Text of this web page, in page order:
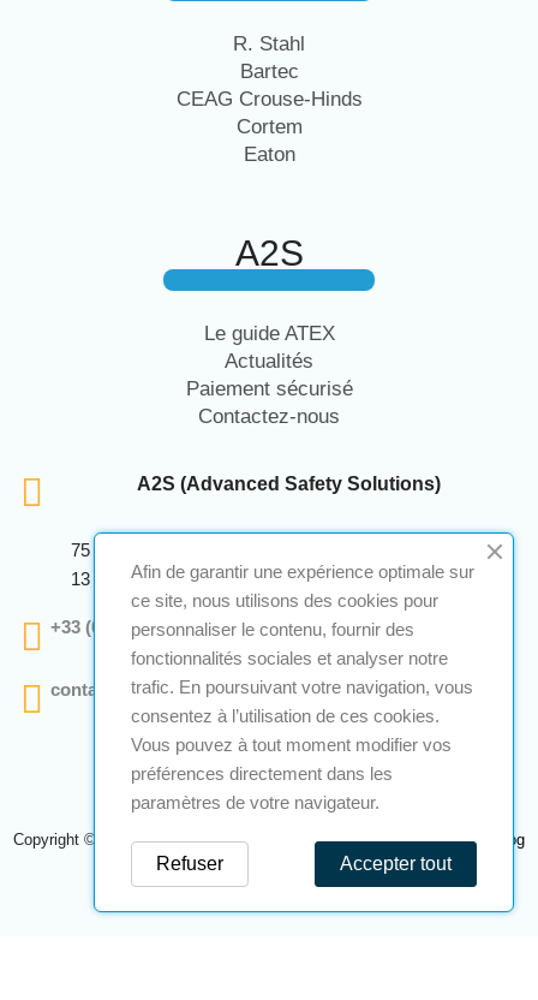
R. Stahl
Bartec
CEAG Crouse-Hinds
Cortem
Eaton
A2S
Le guide ATEX
Actualités
Paiement sécurisé
Contactez-nous
A2S (Advanced Safety Solutions)
75 Avenue Marcellin Berthelot Anthelios Bâtiment E
13 290 Aix En Provence
+33 (0)4 12 28 00 69
contact@a2s-atex.com
Copyright © 2026 A2S Atex. Tous droits réservés. Une réalisationNavilog
Afin de garantir une expérience optimale sur
ce site, nous utilisons des cookies pour
personnaliser le contenu, fournir des
fonctionnalités sociales et analyser notre
trafic. En poursuivant votre navigation, vous
consentez à l’utilisation de ces cookies.
Vous pouvez à tout moment modifier vos
préférences directement dans les
paramètres de votre navigateur.
Accepter tout
Refuser